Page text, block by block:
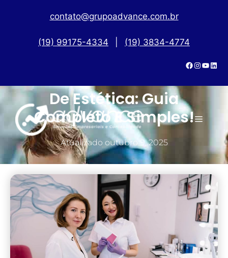
contato@grupoadvance.com.br
(19) 99175-4334 (19) 3834-4774
Como Abrir Uma Clínica
De Estética: Guia
Completo E Simples!
Atualizado outubro 9, 2025